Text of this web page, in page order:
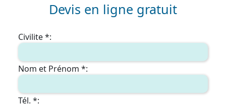
Devis en ligne gratuit
Civilite *:
Nom et Prénom *:
Tél. *: